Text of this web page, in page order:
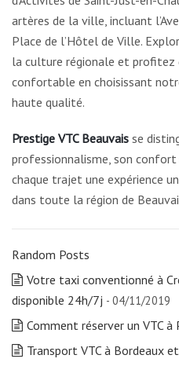
artères de la ville, incluant
Place de l’Hôtel de Ville.
la culture régionale et profitez
confortable en choisissant
haute qualité.
Prestige VTC Beauvais se
professionnalisme, son
chaque trajet une expérience
dans toute la région de
Random Posts
Votre taxi conventionné à
disponible 24h/7j - 04/11/2019
Comment réserver un VTC à
Transport VTC à Bordeaux